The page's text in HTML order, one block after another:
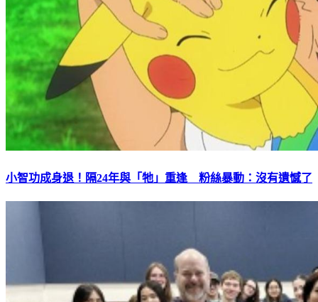
小智功成身退！隔24年與「牠」重逢 粉絲暴動：沒有遺憾了